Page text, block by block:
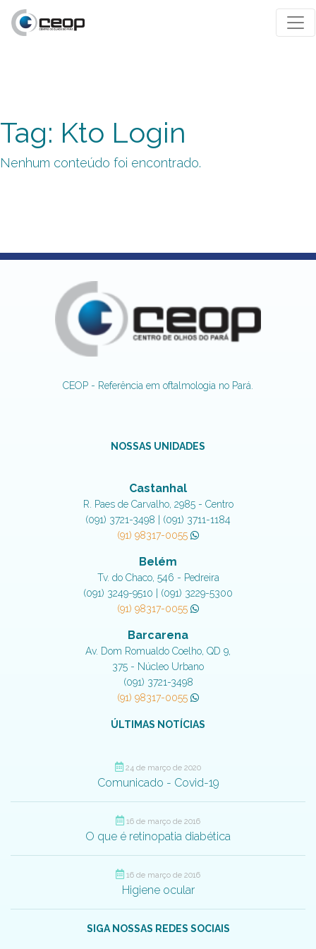
Tag: Kto Login
Nenhum conteúdo foi encontrado.
CEOP - Referência em oftalmologia no Pará.
NOSSAS UNIDADES
Castanhal
R. Paes de Carvalho, 2985 - Centro
(091) 3721-3498 | (091) 3711-1184
(91) 98317-0055
Belém
Tv. do Chaco, 546 - Pedreira
(091) 3249-9510 | (091) 3229-5300
(91) 98317-0055
Barcarena
Av. Dom Romualdo Coelho, QD 9,
375 - Núcleo Urbano
(091) 3721-3498
(91) 98317-0055
ÚLTIMAS NOTÍCIAS
24 de março de 2020
Comunicado - Covid-19
16 de março de 2016
O que é retinopatia diabética
16 de março de 2016
Higiene ocular
SIGA NOSSAS REDES SOCIAIS